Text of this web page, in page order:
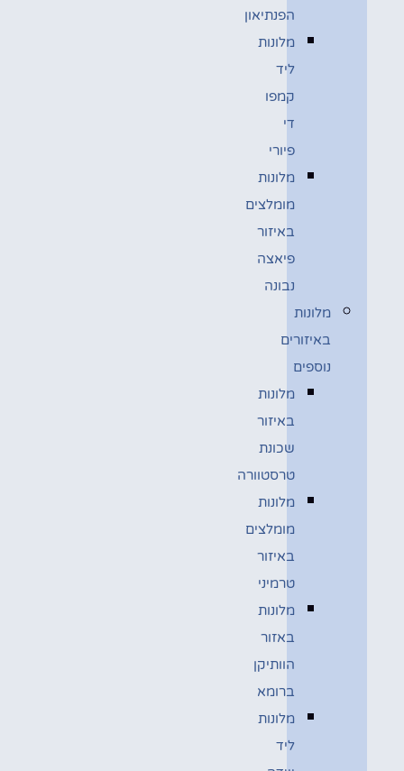
הפנתיאון
מלונות
ליד
קמפו
די
פיורי
מלונות
מומלצים
באיזור
פיאצה
נבונה
מלונות
באיזורים
נוספים
מלונות
באיזור
שכונת
טרסטוורה
מלונות
מומלצים
באיזור
טרמיני
מלונות
באזור
הוותיקן
ברומא
מלונות
ליד